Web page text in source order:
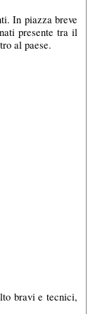
In piazza breve
presente tra il
al paese.
bravi e tecnici,